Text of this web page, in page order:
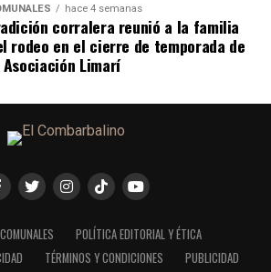
hace 4 semanas
corralera reunió a la familia
rodeo en el cierre de temporada de
Limarí
POLÍTICA EDITORIAL Y ÉTICA
TÉRMINOS Y CONDICIONES
PUBLICIDAD